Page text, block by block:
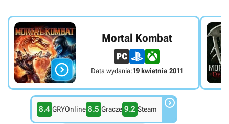

Mortal Kombat
Data wydania:19 kwietnia 2011
8.4 GRYOnline 8.5 Gracze 9.2 Steam 